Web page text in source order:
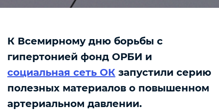
К Всемирному дню борьбы с
гипертонией фонд ОРБИ и
социальная сеть ОК запустили серию
полезных материалов о повышенном
артериальном давлении.